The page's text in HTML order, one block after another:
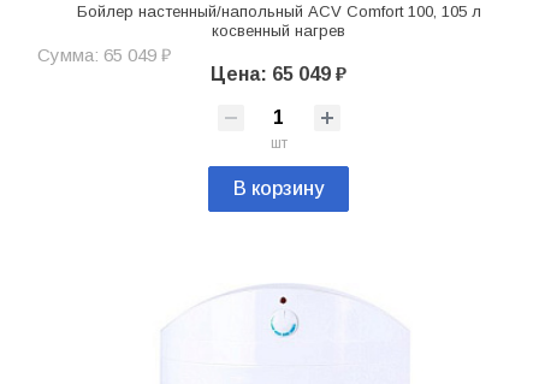
Бойлер настенный/напольный ACV Comfort 100, 105 л
косвенный нагрев
Сумма: 65 049 ₽
Цена: 65 049 ₽
шт
В корзину